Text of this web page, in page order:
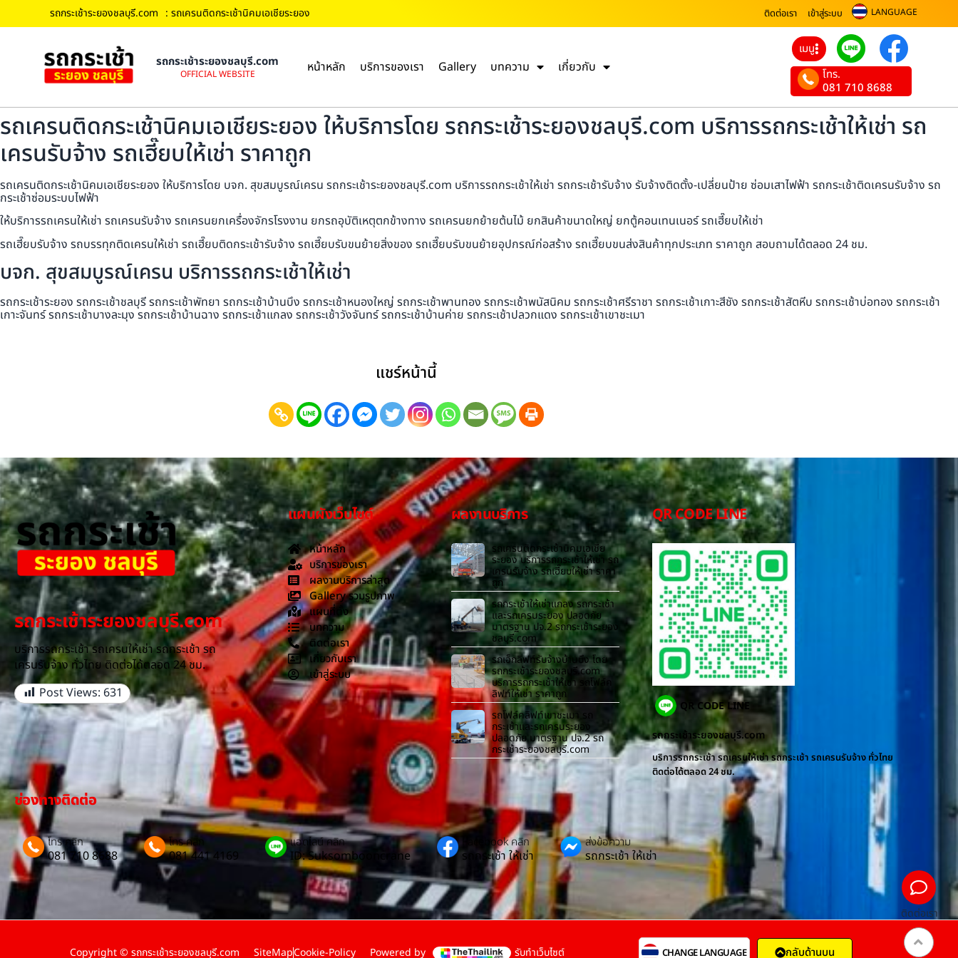
รถกระเช้าระยองชลบุรี.com : รถเครนติดกระเช้านิคมเอเชียระยอง ติดต่อเรา เข้าสู่ระบบ LANGUAGE
รถกระเช้าระยองชลบุรี.com
OFFICIAL WEBSITE หน้าหลัก บริการของเรา Gallery บทความ เกี่ยวกับ
เมนู
โทร.
081 710 8688
รถเครนติดกระเช้านิคมเอเชียระยอง ให้บริการโดย รถกระเช้าระยองชลบุรี.com บริการรถกระเช้าให้เช่า รถ
เครนรับจ้าง รถเฮี๊ยบให้เช่า ราคาถูก
รถเครนติดกระเช้านิคมเอเชียระยอง ให้บริการโดย บจก. สุขสมบูรณ์เครน รถกระเช้าระยองชลบุรี.com บริการรถกระเช้าให้เช่า รถกระเช้ารับจ้าง รับจ้างติดตั้ง-เปลี่ยนป้าย ซ่อมเสาไฟฟ้า รถกระเช้าติดเครนรับจ้าง รถ
กระเช้าซ่อมระบบไฟฟ้า
ให้บริการรถเครนให้เช่า รถเครนรับจ้าง รถเครนยกเครื่องจักรโรงงาน ยกรถอุบัติเหตุตกข้างทาง รถเครนยกย้ายต้นไม้ ยกสินค้าขนาดใหญ่ ยกตู้คอนเทนเนอร์ รถเฮี๊ยบให้เช่า
รถเฮี๊ยบรับจ้าง รถบรรทุกติดเครนให้เช่า รถเฮี๊ยบติดกระเช้ารับจ้าง รถเฮี๊ยบรับขนย้ายสิ่งของ รถเฮี๊ยบรับขนย้ายอุปกรณ์ก่อสร้าง รถเฮี๊ยบขนส่งสินค้าทุกประเภท ราคาถูก สอบถามได้ตลอด 24 ชม.
บจก. สุขสมบูรณ์เครน บริการรถกระเช้าให้เช่า
รถกระเช้าระยอง รถกระเช้าชลบุรี รถกระเช้าพัทยา รถกระเช้าบ้านบึง รถกระเช้าหนองใหญ่ รถกระเช้าพานทอง รถกระเช้าพนัสนิคม รถกระเช้าศรีราชา รถกระเช้าเกาะสีชัง รถกระเช้าสัตหีบ รถกระเช้าบ่อทอง รถกระเช้า
เกาะจันทร์ รถกระเช้าบางละมุง รถกระเช้าบ้านฉาง รถกระเช้าแกลง รถกระเช้าวังจันทร์ รถกระเช้าบ้านค่าย รถกระเช้าปลวกแดง รถกระเช้าเขาชะเมา
แชร์หน้านี้
รถกระเช้าระยองชลบุรี.com
บริการรถกระเช้า รถเครนให้เช่า รถกระเช้า รถ
เครนรับจ้าง ทั่วไทย ติดต่อได้ตลอด 24 ชม.
Post Views: 631
แผนผังเว็บไซต์
หน้าหลัก
บริการของเรา
ผลงานบริการล่าสุด
Gallery รวมรูปภาพ
แผนที่ตั้ง
บทความ
ติดต่อเรา
เกี่ยวกับเรา
เข้าสู่ระบบ
ผลงานบริการ
รถเครนติดกระเช้านิคมเอเชีย
ระยอง บริการรถกระเช้าให้เช่า รถ
เครนรับจ้าง รถเฮี๊ยบให้เช่า ราคา
ถูก
รถกระเช้าให้เช่าแกลง รถกระเช้า
และรถเครนระยอง ปลอดภัย
มาตรฐาน ปจ.2 รถกระเช้าระยอง
ชลบุรี.com
รถเอ็กลิฟท์รับจ้างบ้านบึง โดย
รถกระเช้าระยองชลบุรี.com
บริการรถกระเช้าให้เช่า รถโฟล์ค
ลิฟท์ให้เช่า ราคาถูก
รถโฟล์คลิฟท์เขาชะเมา รถ
กระเช้าและรถเครนระยอง
ปลอดภัย มาตรฐาน ปจ.2 รถ
กระเช้าระยองชลบุรี.com
QR CODE LINE
QR CODE LINE
รถกระเช้าระยองชลบุรี.com
บริการรถกระเช้า รถเครนให้เช่า รถกระเช้า รถเครนรับจ้าง ทั่วไทย
ติดต่อได้ตลอด 24 ชม.
ช่องทางติดต่อ
โทร คลิก
081 710 8688
โทร คลิก
081 441 4169
แอดไลน์ คลิก
ID: Suksombooncrane
Facebook คลิก
รถกระเช้า ให้เช่า
ส่งข้อความ
รถกระเช้า ให้เช่า
Copyright © รถกระเช้าระยองชลบุรี.com SiteMapCookie-Policy Powered by รับทำเว็บไซต์ CHANGE LANGUAGE กลับด้านบน
ติดต่อเรา